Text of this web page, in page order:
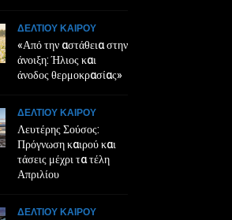
ΔΕΛΤΙΟΥ ΚΑΙΡΟΥ
«Από την αστάθεια στην
άνοιξη: Ήλιος και
άνοδος θερμοκρασίας»
ΔΕΛΤΙΟΥ ΚΑΙΡΟΥ
Λευτέρης Σούσος:
Πρόγνωση καιρού και
τάσεις μέχρι τα τέλη
Απριλίου
ΔΕΛΤΙΟΥ ΚΑΙΡΟΥ